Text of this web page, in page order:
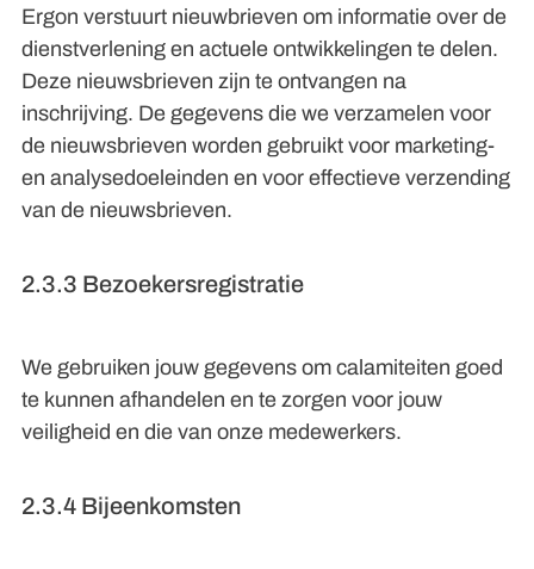
Ergon verstuurt nieuwbrieven om informatie over de
dienstverlening en actuele ontwikkelingen te delen.
Deze nieuwsbrieven zijn te ontvangen na
inschrijving. De gegevens die we verzamelen voor
de nieuwsbrieven worden gebruikt voor marketing-
en analysedoeleinden en voor effectieve verzending
van de nieuwsbrieven.
2.3.3 Bezoekersregistratie
We gebruiken jouw gegevens om calamiteiten goed
te kunnen afhandelen en te zorgen voor jouw
veiligheid en die van onze medewerkers.
2.3.4 Bijeenkomsten